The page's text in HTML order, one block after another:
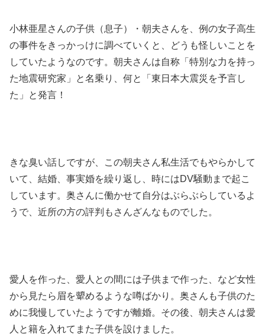
小林亜星さんの子供（息子）・朝夫さんを、例の女子高生
の事件をきっかっけに調べていくと、どうも怪しいことを
していたようなのです。朝夫さんは自称「特別な力を持っ
た地震研究家」と名乗り、何と「東日本大震災を予言し
た」と発言！
きな臭い話しですが、この朝夫さん私生活でもやらかして
いて、結婚、事実婚を繰り返し、時にはDV騒動まで起こ
しています。奥さんに働かせて自分はぶらぶらしているよ
うで、近所の方の評判もさんざんなものでした。
愛人を作った、愛人との間には子供まで作った、など女性
から見たら眉を顰めるような噂ばかり。奥さんも子供のた
めに我慢していたようですが離婚。その後、朝夫さんは愛
人と籍を入れてまた子供を設けました。